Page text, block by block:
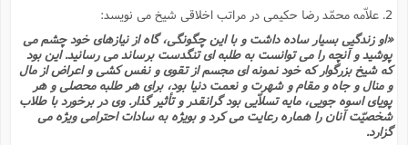
2. علاّمه محمّد رضا حکیمى در مراتب اخلاقى شیخ مى نویسد:
«او زندگیى بسیار ساده داشت و با این چگونگى، گاه از نیازهاى خود چشم مى
پوشید و آنچه را مى توانست به طلبه اى تنگدست برساند مى رسانید. این بود
که شیخ بزرگوار که خود نمونه اى مجسم از تقوى و نفس کشى و اعراض از مال
و منال و جاه و مقام و شهرت و نعمت دنیا بود، براى هر طلبه محصلى و هر
پویاى اسوه جویى، مایه تسلاّیى بود گرانقدر و تأثیر گذار. وى در برخورد با طلاب
شخصیّت آنان را هماره رعایت مى کرد و بویژه به سادات احترامى ویژه مى
گزارد.